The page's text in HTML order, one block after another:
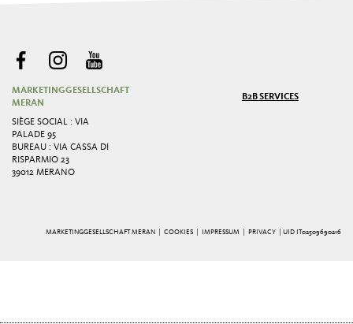
MARKETINGGESELLSCHAFT
MERAN
SIÈGE SOCIAL : VIA
PALADE 95
BUREAU : VIA CASSA DI
RISPARMIO 23
39012 MERANO
B2B SERVICES
MARKETINGGESELLSCHAFT MERAN | COOKIES| IMPRESSUM PRIVACY | UID IT02509690216